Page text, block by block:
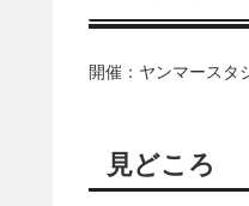
開催：ヤンマースタ
見どころ